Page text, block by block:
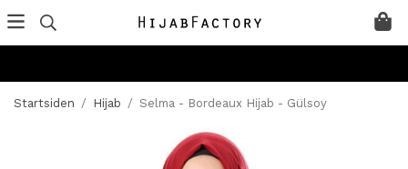
Startsiden / Hijab / Selma - Bordeaux Hijab - Gülsoy